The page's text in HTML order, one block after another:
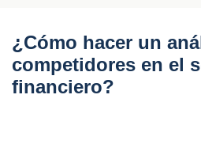
¿Cómo hacer un
competidores en el
financiero?